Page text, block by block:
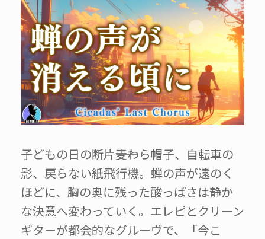
子どもの日の断片――麦わら帽子、自転車の
影、戻らない紙飛行機。蝉の声が遠のく
ほどに、胸の奥に残った酸っぱさは静か
な決意へ変わっていく。エレピとクリーン
ギターが都会的なグルーヴで、「今こ